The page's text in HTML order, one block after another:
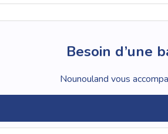
Besoin d’une
Nounouland vous